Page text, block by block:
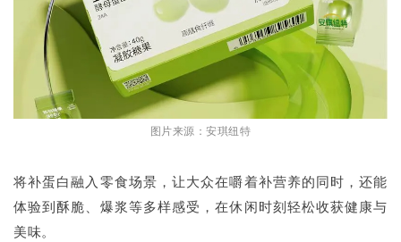
图片来源：安琪纽特
将补蛋白融入零食场景，让大众在嚼着补营养的同时，还能
体验到酥脆、爆浆等多样感受，在休闲时刻轻松收获健康与
美味。